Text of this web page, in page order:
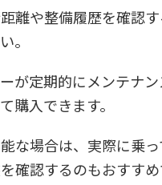
離や整備履歴を確認
。
が定期的にメンテナ
購入できます。
な場合は、実際に乗
確認するのもおすすめ